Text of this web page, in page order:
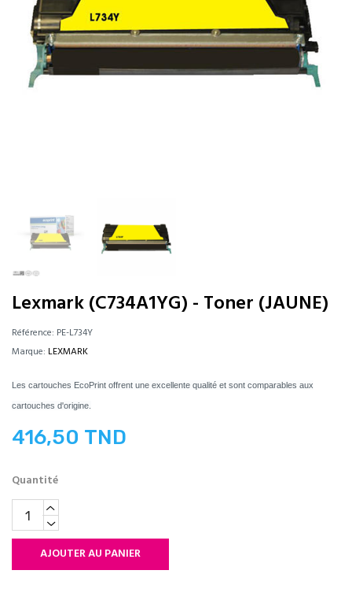
Lexmark (C734A1YG) - Toner (JAUNE)
Référence: PE-L734Y
Marque: LEXMARK
Les cartouches EcoPrint offrent une excellente qualité et sont comparables aux
cartouches d'origine.
416,50 TND
Quantité
AJOUTER AU PANIER